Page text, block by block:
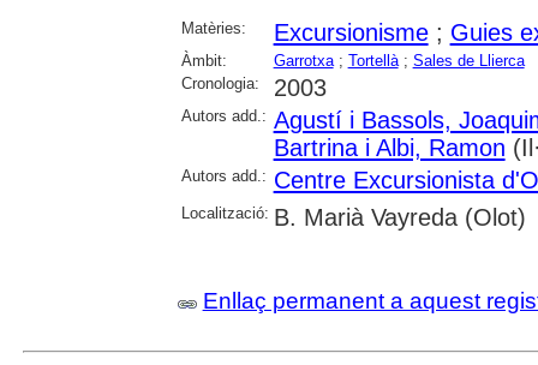
Matèries: Excursionisme; Guies
Àmbit: Garrotxa; Tortellà; Sales de Llierca
Cronologia:
2003
Autors add.: Agustí i Bassols,
Bartrina i Albi, Ramon
Autors add.: Centre Excursionista
Localització: B. Marià Vayreda (Olot)
Enllaç permanent a aquest